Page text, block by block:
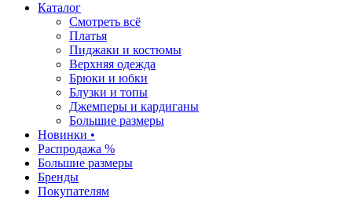
Каталог
Смотреть всё
Платья
Пиджаки и костюмы
Верхняя одежда
Брюки и юбки
Блузки и топы
Джемперы и кардиганы
Большие размеры
Новинки •
Распродажа %
Большие размеры
Бренды
Покупателям